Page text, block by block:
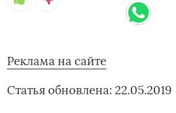
Реклама на сайте
Статья обновлена: 22.05.2019